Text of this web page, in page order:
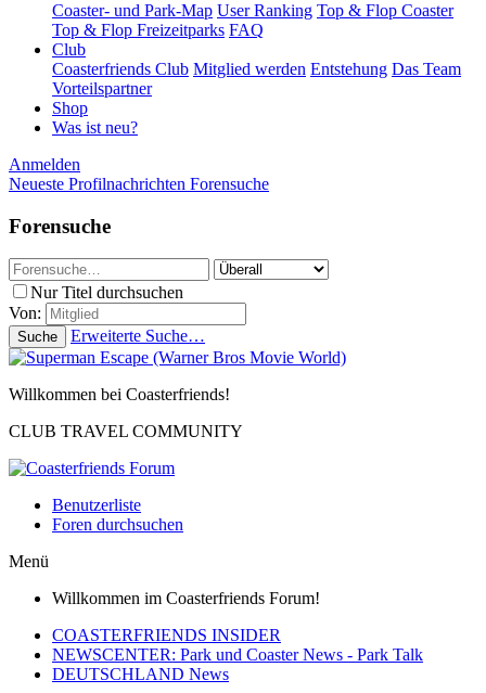
Coaster- und Park-Map User Ranking Top & Flop Coaster
Top & Flop Freizeitparks FAQ
Club
Coasterfriends Club Mitglied werden Entstehung Das Team
Vorteilspartner
Shop
Was ist neu?
Anmelden
Neueste Profilnachrichten Forensuche
Forensuche
Nur Titel durchsuchen
Von:
Suche Erweiterte Suche…
Willkommen bei Coasterfriends!
CLUB TRAVEL COMMUNITY
Benutzerliste
Foren durchsuchen
Menü
Willkommen im Coasterfriends Forum!
COASTERFRIENDS INSIDER
NEWSCENTER: Park und Coaster News - Park Talk
DEUTSCHLAND News